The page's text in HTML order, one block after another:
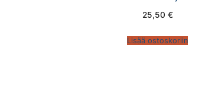
25,50 €
Lisää ostoskoriin